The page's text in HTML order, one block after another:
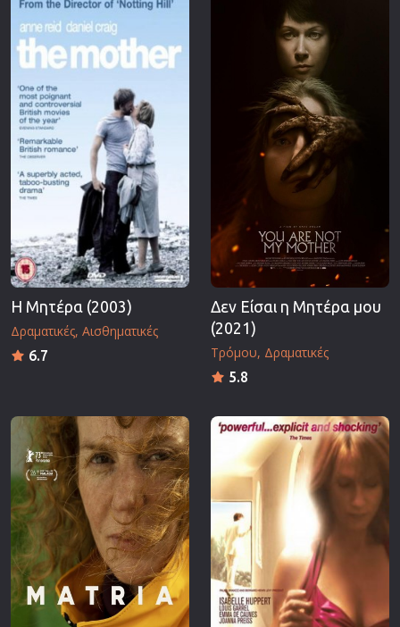
Η Μητέρα (2003)
Δραματικές Αισθηματικές
6.7
Δεν Είσαι η Μητέρα μου
(2021)
Τρόμου Δραματικές
5.8